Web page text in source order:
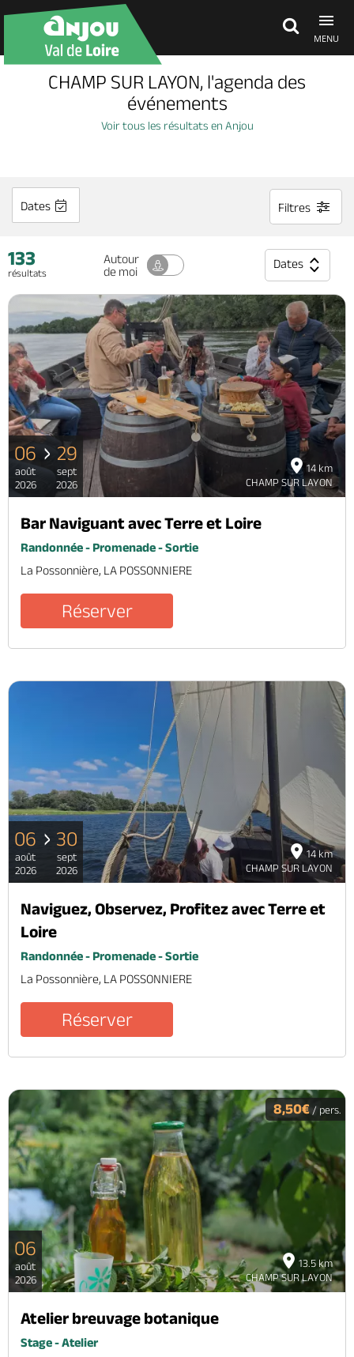
MENU
Découvrir
Agenda
Dormir, manger
Séjours, cadeaux
Billetterie en ligne
Brochures & Cartes Offices de tourisme Comment venir ? Ecrivez-nous
CHAMP SUR LAYON, l'agenda des
événements
Voir tous les résultats en Anjou
Dates Filtres
133
résultats
Autour
de moi
Dates
14 km
CHAMP SUR LAYON
06
août
2026
29
sept
2026
Bar Naviguant avec Terre et Loire
Randonnée - Promenade - Sortie
La Possonnière, LA POSSONNIERE
Réserver
14 km
CHAMP SUR LAYON
06
août
2026
30
sept
2026
Naviguez, Observez, Profitez avec Terre et
Loire
Randonnée - Promenade - Sortie
La Possonnière, LA POSSONNIERE
Réserver
13.5 km
CHAMP SUR LAYON
8,50€ / pers.
06
août
2026
Atelier breuvage botanique
Stage - Atelier